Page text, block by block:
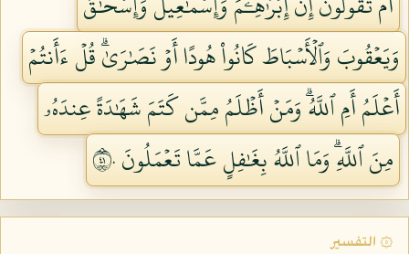
وَيَعۡقُوبَ وَٱلۡأَسۡبَاطَ كَانُواْ هُودًا أَوۡ نَصَٰرَىٰۗ قُلۡ ءَأَنتُمۡ
أَعۡلَمُ أَمِ ٱللَّهُۗ وَمَنۡ أَظۡلَمُ مِمَّن كَتَمَ شَهَٰدَةً عِندَهُۥ
مِنَ ٱللَّهِۗ وَمَا ٱللَّهُ بِغَٰفِلٍ عَمَّا تَعۡمَلُونَ ١٤٠
۞ التفسير